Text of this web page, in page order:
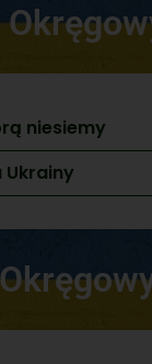
niesiemy
Ukrainy